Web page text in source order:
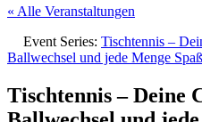
« Alle Veranstaltungen
Event Series: Tischtennis –
Ballwechsel und jede Menge
Tischtennis – Deine